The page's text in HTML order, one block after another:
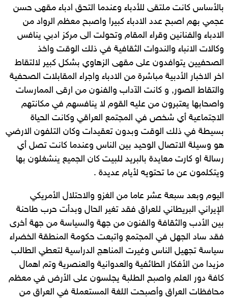
بالأساس كانت ملتقى للأدباء وعندما التحق ادباء مقهى حسن
عجمي بهم اصبح عدد الادباء كبيرا واصبح معظم الرواد من
الادباء والفنانين وقراء المقام وتحولت الى مركز ادبي ينافس
وكالات الانباء والندوات الثقافية في ذلك الوقت واخذ
الصحفيين يتوافدون على مقهى الزهاوي بشكل كبير لالتقاط
اخر الاخبار الأدبية مباشرة من الادباء واجراء المقابلات الصحفية
والتقاط الصور, و كانت الآداب والفنون من ارقى الممارسات
واصحابها يعتبرون من عليه القوم لا ينافسهم في مكانتهم
الاجتماعية أي شخص في المجتمع العراقي وكانت الحياة
بسيطة في ذلك الوقت وبدون تعقيدات وكان التلفون الارضي
هو وسيلة الاتصال الوحيد بين الناس وعندما كانت تصل أي
رسالة او كارت معايدة بالبريد للبيت كان الجميع ينشغلون بها
ويتكلمون عن ما تحتويه لأيام عديدة .
اليوم وبعد سبعة عشر عاما من الغزو والاحتلال الأمريكي
الإيراني البريطاني للعراق فقد تغير الحال وبدأت حرب طاحنة
بين الأدب والثقافة والفنون من جهة والسياسة من جهة أخرى
فقد ساد الجهل في المجتمع واتبعت حكومة المنطقة الخضراء
سياسة تجهيل الناس وغيرت المناهج الدراسية لتعطي الطالب
مزيدا من الأفكار الطائفية والعدوانية والعنصرية وتم اهمال
كافة دور العلم واصبح الطلبة يجلسون على الأرض في معظم
محافظات العراق وأصبحت اللغة المستعملة في العراق من